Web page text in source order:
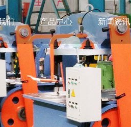
们 产品中心 新闻资讯